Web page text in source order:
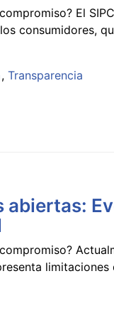
El
consumidores,
Transparencia
abiertas:
limitaciones